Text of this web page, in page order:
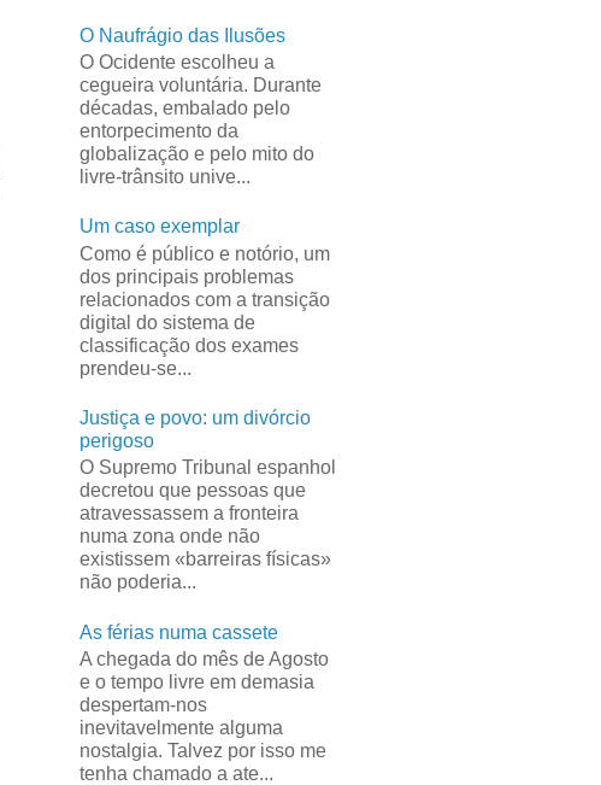
O Naufrágio das Ilusões
O Ocidente escolheu a
cegueira voluntária. Durante
décadas, embalado pelo
entorpecimento da
globalização e pelo mito do
livre-trânsito unive...
Um caso exemplar
Como é público e notório, um
dos principais problemas
relacionados com a transição
digital do sistema de
classificação dos exames
prendeu-se...
Justiça e povo: um divórcio
perigoso
O Supremo Tribunal espanhol
decretou que pessoas que
atravessassem a fronteira
numa zona onde não
existissem «barreiras físicas»
não poderia...
As férias numa cassete
A chegada do mês de Agosto
e o tempo livre em demasia
despertam-nos
inevitavelmente alguma
nostalgia. Talvez por isso me
tenha chamado a ate...